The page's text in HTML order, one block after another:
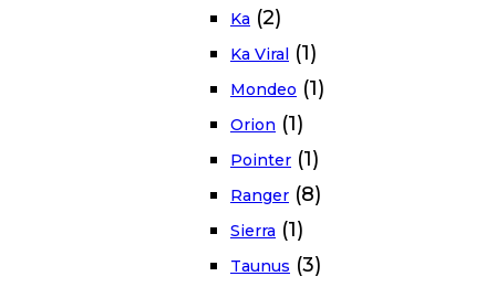
Ka (2)
Ka Viral (1)
Mondeo (1)
Orion (1)
Pointer (1)
Ranger (8)
Sierra (1)
Taunus (3)